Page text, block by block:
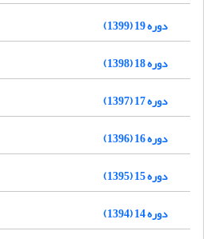
دوره 19 (1399)
دوره 18 (1398)
دوره 17 (1397)
دوره 16 (1396)
دوره 15 (1395)
دوره 14 (1394)